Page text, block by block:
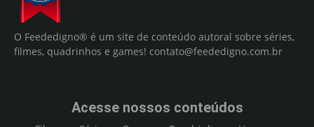
O Feededigno® é um site de conteúdo autoral sobre séries,
filmes, quadrinhos e games! contato@feededigno.com.br
Acesse nossos conteúdos